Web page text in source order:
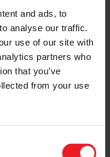
and ads, to
analyse our traffic.
use of our site with
partners who
that you’ve
from your use
Anonymizované
a preto
ochrane osobných
zhromažďovať,